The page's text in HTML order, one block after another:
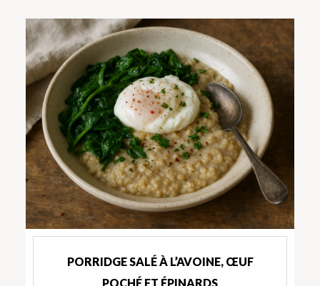
PORRIDGE SALÉ À L’AVOINE, ŒUF
POCHÉ ET ÉPINARDS